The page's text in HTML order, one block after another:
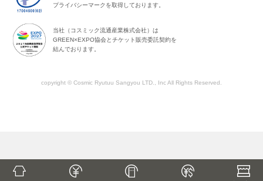
プライバシーマークを取得しております。
当社（コスミック流通産業株式会社）は
GREEN×EXPO協会とチケット販売委託契約を
結んでおります。
copyright © Cosmic Ryutuu Sangyou LTD., Inc All Rights Reserved.